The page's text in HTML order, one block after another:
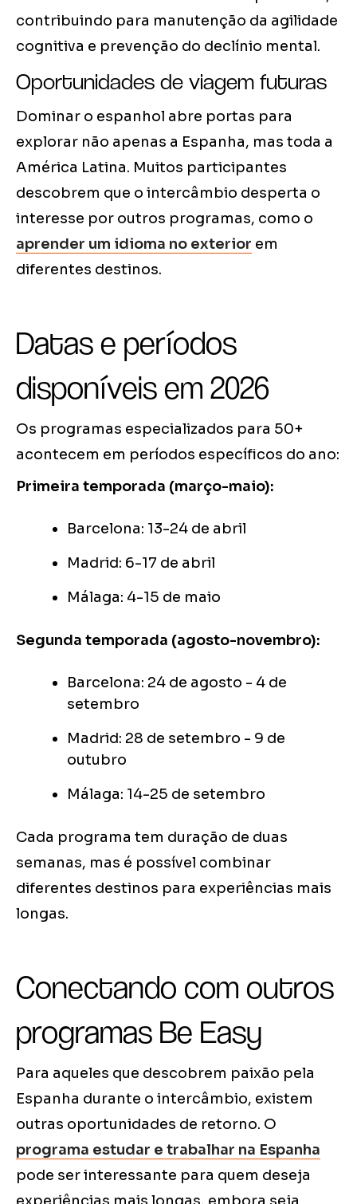
contribuindo para manutenção da agilidade
cognitiva e prevenção do declínio mental.
Oportunidades de viagem futuras
Dominar o espanhol abre portas para
explorar não apenas a Espanha, mas toda a
América Latina. Muitos participantes
descobrem que o intercâmbio desperta o
interesse por outros programas, como o
aprender um idioma no exterior em
diferentes destinos.
Datas e períodos
disponíveis em 2026
Os programas especializados para 50+
acontecem em períodos específicos do ano:
Primeira temporada (março-maio):
Barcelona: 13-24 de abril
Madrid: 6-17 de abril
Málaga: 4-15 de maio
Segunda temporada (agosto-novembro):
Barcelona: 24 de agosto - 4 de
setembro
Madrid: 28 de setembro - 9 de
outubro
Málaga: 14-25 de setembro
Cada programa tem duração de duas
semanas, mas é possível combinar
diferentes destinos para experiências mais
longas.
Conectando com outros
programas Be Easy
Para aqueles que descobrem paixão pela
Espanha durante o intercâmbio, existem
outras oportunidades de retorno. O
programa estudar e trabalhar na Espanha
pode ser interessante para quem deseja